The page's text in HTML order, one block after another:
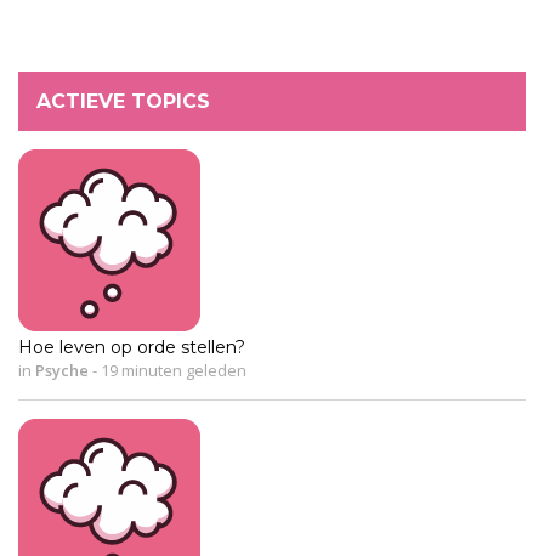
ACTIEVE TOPICS
Hoe leven op orde stellen?
in Psyche - 19 minuten geleden